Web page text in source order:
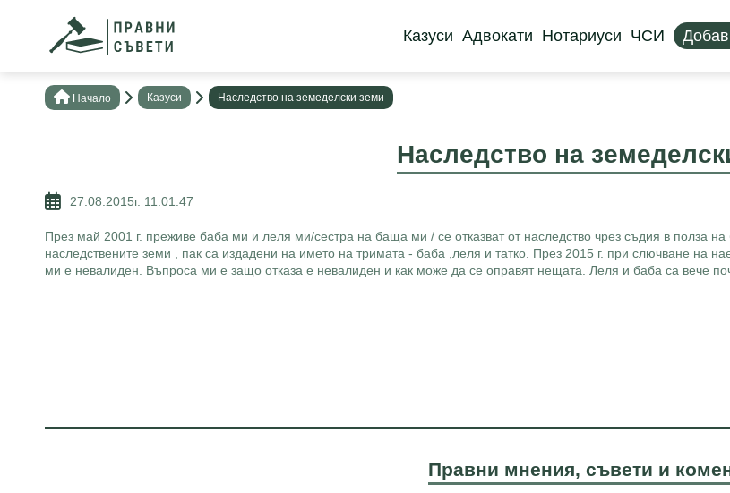
Казуси Адвокати Нотариуси ЧСИ
Нaчало Казуси Наследство на земеделски земи
Наследство на
27.08.2015г. 11:01:47
През май 2001 г. преживе баба ми и леля ми/сестра на баща ми / се отказват от наследство чрез съдия в полза
наследствените земи , пак са издадени на името на тримата - баба ,леля и татко. През 2015 г. при слючване на
ми е невалиден. Въпроса ми е защо отказа е невалиден и как може да се оправят нещата. Леля и баба са вече
Правни мнения, съвети и